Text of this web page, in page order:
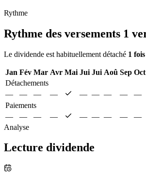
Rythme
Rythme des versements 1
Le dividende est habituellement détaché 1 fois
Jan Fév Mar Avr Mai Jui Jui Aoû Sep Oct
Détachements
—
— — — — — — — —
Paiements
—
— — — — — — — —
Analyse
Lecture dividende